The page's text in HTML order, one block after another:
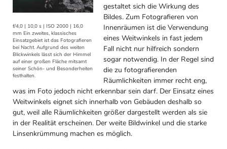
f/4,0 | 10,0 s | ISO 2000 | 16,0
mm Ein zweites, klassisches
Einsatzgebiet ist das Fotografieren
bei Nacht. Aufgrund des weiten
Blickwinkels lässt sich der Himmel
auf einer großen Fläche mitsamt
seiner Schön- und Besonderheiten
festhalten.
gestaltet sich die Wirkung des
Bildes. Zum Fotografieren von
Innenräumen ist die Verwendung
eines Weitwinkels in fast jedem
Fall nicht nur hilfreich sondern
sogar notwendig. In der Regel sind
die zu fotografierenden
Räumlichkeiten immer recht eng,
was im Foto jedoch nicht erkennbar sein darf. Der Einsatz eines
Weitwinkels eignet sich innerhalb von Gebäuden deshalb so
gut, weil alle Räumlichkeiten größer dargestellt werden als sie
in der Realität erscheinen. Der weite Bildwinkel und die starke
Linsenkrümmung machen es möglich.